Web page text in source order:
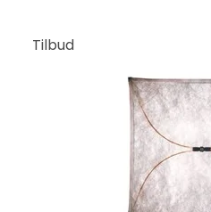
Tilbud